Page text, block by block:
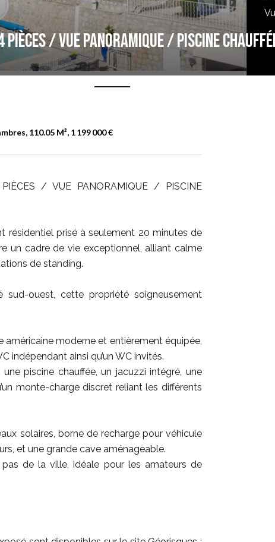
/ VUE PANORAMIQUE / PISCINE
110.05 M², 1 199 000 €
/ VUE PANORAMIQUE / PISCINE
résidentiel prisé à seulement 20 minutes de
un cadre de vie exceptionnel, alliant calme
de standing.
ouest, cette propriété soigneusement
américaine moderne et entièrement équipée,
indépendant ainsi qu’un WC invités.
piscine chauffée, un jacuzzi intégré, une
monte-charge discret reliant les différents
solaires, borne de recharge pour véhicule
et une grande cave aménageable.
de la ville, idéale pour les amateurs de